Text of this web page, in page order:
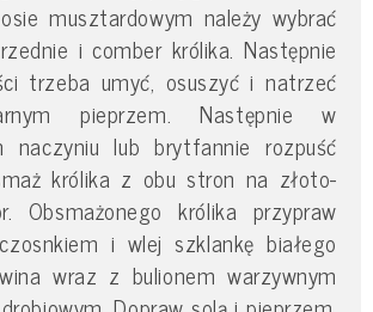
musztardowym należy wybrać
i comber królika. Następnie
trzeba umyć, osuszyć i natrzeć
pieprzem. Następnie w
naczyniu lub brytfannie rozpuść
królika z obu stron na złoto-
Obsmażonego królika przypraw
i wlej szklankę białego
wraz z bulionem warzywnym